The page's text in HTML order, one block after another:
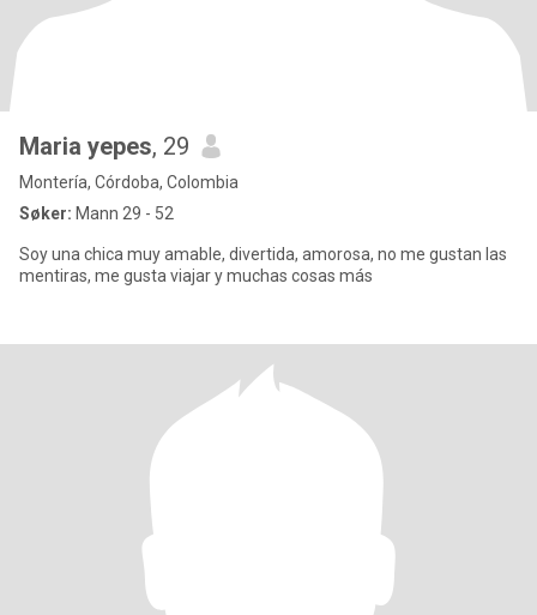
Maria yepes, 29
Montería, Córdoba, Colombia
Søker: Mann 29 - 52
Soy una chica muy amable, divertida, amorosa, no me gustan las
mentiras, me gusta viajar y muchas cosas más